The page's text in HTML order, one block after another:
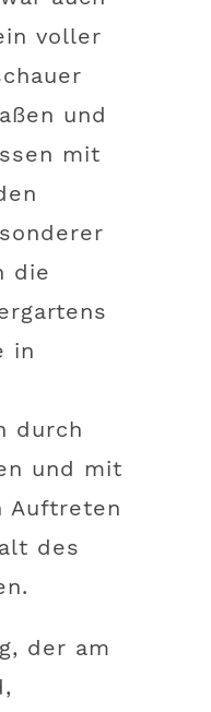
voller
und
mit
die
in
durch
und mit
Auftreten
des
der am